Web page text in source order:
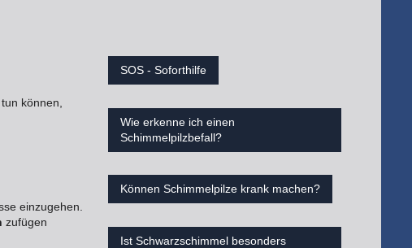
können,
einzugehen.
zufügen
SOS - Soforthilfe
Wie erkenne ich einen
Schimmelpilzbefall?
Können Schimmelpilze krank machen?
Ist Schwarzschimmel besonders